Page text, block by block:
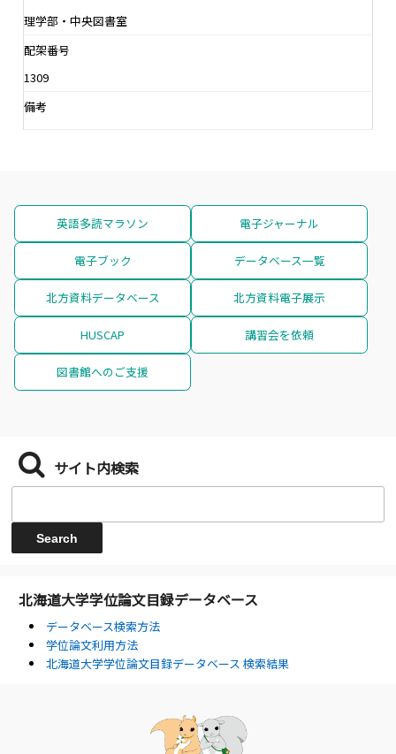
理学部・中央図書室
配架番号
1309
備考
英語多読マラソン 電子ジャーナル
電子ブック データベース一覧
北方資料データベース 北方資料電子展示
HUSCAP 講習会を依頼
図書館へのご支援
サイト内検索
北海道大学学位論文目録データベース
データベース検索方法
学位論文利用方法
北海道大学学位論文目録データベース 検索結果